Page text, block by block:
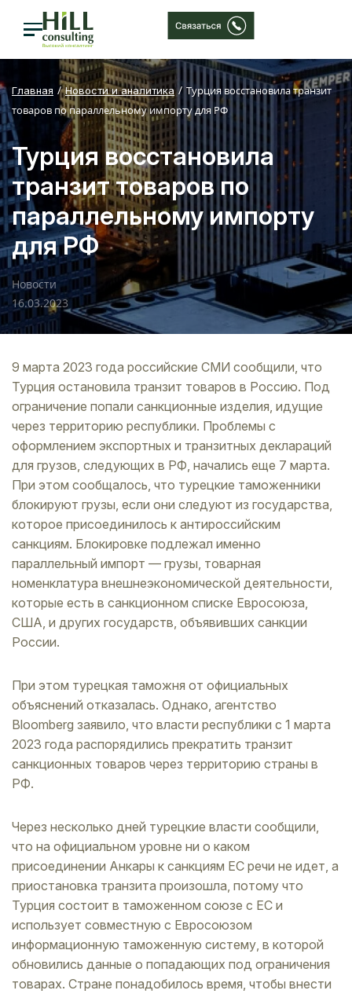
Главная Новости и аналитика
Турция восстановила транзит
товаров по параллельному импорту для РФ
Турция восстановила
транзит товаров по
параллельному импорту
для РФ
Новости
16.03.2023
9 марта 2023 года российские СМИ сообщили, что
Турция остановила транзит товаров в Россию. Под
ограничение попали санкционные изделия, идущие
через территорию республики. Проблемы с
оформлением экспортных и транзитных деклараций
для грузов, следующих в РФ, начались еще 7 марта.
При этом сообщалось‎, что турецкие таможенники
блокируют грузы, если они следуют из государства,
которое присоединилось к антироссийским
санкциям. Блокировке подлежал именно
параллельный импорт — грузы, товарная
номенклатура внешнеэкономической деятельности,
которые есть в санкционном списке Евросоюза,
США, и других государств, объявивших санкции
России.
При этом турецкая таможня от официальных
объяснений отказалась. Однако, агентство
Bloomberg заявило, что власти республики с 1 марта
2023 года распорядились прекратить транзит
санкционных товаров через территорию страны в
РФ.
Через несколько дней турецкие власти сообщили,
что на официальном уровне ни о каком
присоединении Анкары к санкциям ЕС речи не идет, а
приостановка транзита произошла, потому что
Турция состоит в таможенном союзе с ЕС и
использует совместную с Евросоюзом
информационную таможенную систему, в которой
обновились данные о попадающих под ограничения
товарах. Стране понадобилось время, чтобы внести